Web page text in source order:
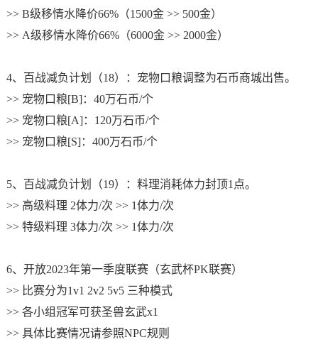
>> B级移情水降价66%（1500金 >> 500金）
>> A级移情水降价66%（6000金 >> 2000金）
4、百战减负计划（18）：宠物口粮调整为石币商城出售。
>> 宠物口粮[B]：40万石币/个
>> 宠物口粮[A]：120万石币/个
>> 宠物口粮[S]：400万石币/个
5、百战减负计划（19）：料理消耗体力封顶1点。
>> 高级料理 2体力/次 >> 1体力/次
>> 特级料理 3体力/次 >> 1体力/次
6、开放2023年第一季度联赛（玄武杯PK联赛）
>> 比赛分为1v1 2v2 5v5 三种模式
>> 各小组冠军可获圣兽玄武x1
>> 具体比赛情况请参照NPC规则